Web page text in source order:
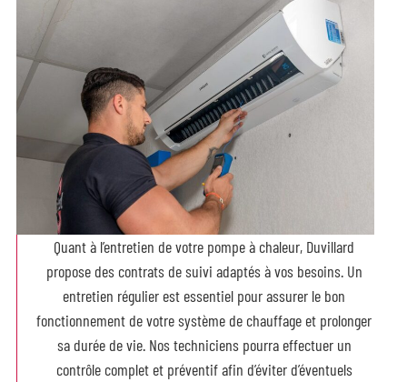
Quant à l’entretien de votre pompe à chaleur, Duvillard
propose des contrats de suivi adaptés à vos besoins. Un
entretien régulier est essentiel pour assurer le bon
fonctionnement de votre système de chauffage et prolonger
sa durée de vie. Nos techniciens pourra effectuer un
contrôle complet et préventif afin d’éviter d’éventuels